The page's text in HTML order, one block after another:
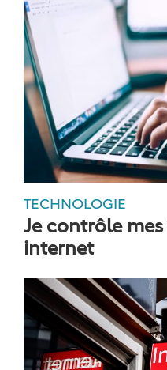
TECHNOLOGIE
Je contrôle
internet